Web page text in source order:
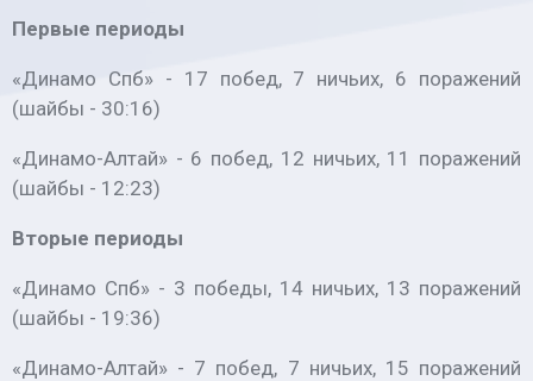
Первые периоды
«Динамо Спб» - 17 побед, 7 ничьих, 6 поражений
(шайбы - 30:16)
«Динамо-Алтай» - 6 побед, 12 ничьих, 11 поражений
(шайбы - 12:23)
Вторые периоды
«Динамо Спб» - 3 победы, 14 ничьих, 13 поражений
(шайбы - 19:36)
«Динамо-Алтай» - 7 побед, 7 ничьих, 15 поражений